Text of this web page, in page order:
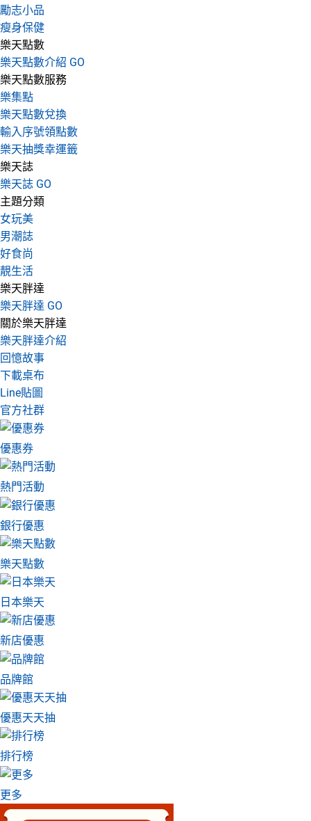
勵志小品
瘦身保健
樂天點數
樂天點數介紹 GO
樂天點數服務
樂集點
樂天點數兌換
輸入序號領點數
樂天抽獎幸運籤
樂天誌
樂天誌 GO
主題分類
女玩美
男潮誌
好食尚
靚生活
樂天胖達
樂天胖達 GO
關於樂天胖達
樂天胖達介紹
回憶故事
下載桌布
Line貼圖
官方社群
優惠券
熱門活動
銀行優惠
樂天點數
日本樂天
新店優惠
品牌館
優惠天天抽
排行榜
更多